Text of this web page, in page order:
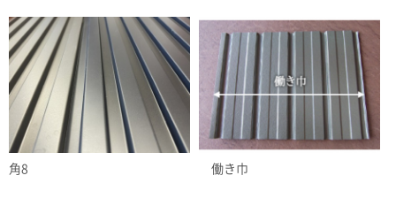
角8 働き巾